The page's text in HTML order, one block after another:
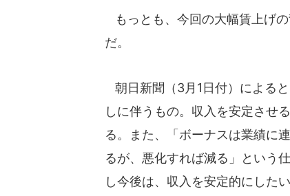
もっとも、今回の大幅賃上げ
だ。
朝日新聞（3月1日付）による
しに伴うもの。収入を安定させ
る。また、「ボーナスは業績に
るが、悪化すれば減る」という
し今後は、収入を安定的にした